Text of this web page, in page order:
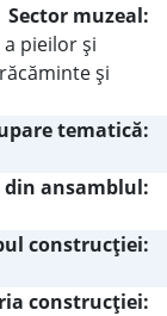
Sector muzeal:
pieilor şi
şi
tematică:
din ansamblul:
construcţiei:
construcţiei: